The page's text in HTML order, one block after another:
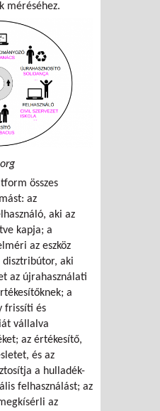
méréséhez.
összes
az
aki az
kapja; a
az eszköz
disztribútor, aki
az újrahasználati
a
frissíti és
vállalva
az értékesítő,
és az
a hulladék-
felhasználást; az
az